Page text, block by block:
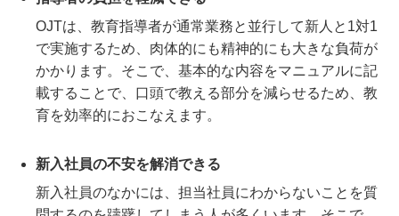
OJTは、教育指導者が通常業務と並行して新人と1対1
で実施するため、肉体的にも精神的にも大きな負荷が
かかります。そこで、基本的な内容をマニュアルに記
載することで、口頭で教える部分を減らせるため、教
育を効率的におこなえます。
新入社員の不安を解消できる
新入社員のなかには、担当社員にわからないことを質